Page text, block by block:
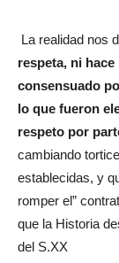
La realidad nos
respeta, ni
consensuado
lo que fueron
respeto por
cambiando
establecidas, y
romper el”
que la Historia
del S.XX